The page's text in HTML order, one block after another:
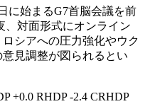
日に始まるG7首脳会議を前
、対面形式にオンライン
シアへの圧力強化やウク
見調整が図られるとい
+0.0 RHDP -2.4 CRHDP